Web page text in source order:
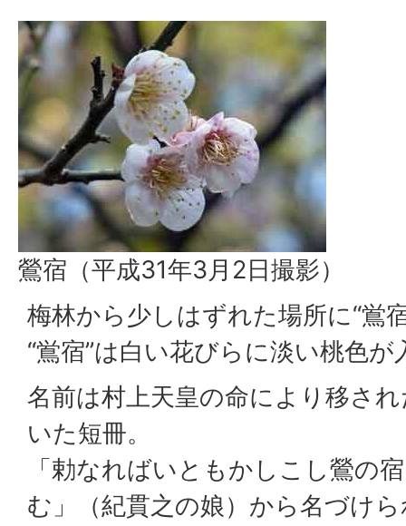
鶯宿（平成31年3月2日撮影）
梅林から少しはずれた場所に“鴬
“鴬宿”は白い花びらに淡い桃色
名前は村上天皇の命により移さ
いた短冊。
「勅なればいともかしこし鶯の
む」（紀貫之の娘）から名づけ